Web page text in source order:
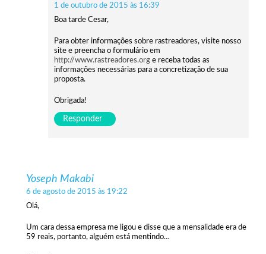
1 de outubro de 2015 às 16:39
Boa tarde Cesar,
Para obter informações sobre rastreadores, visite nosso
site e preencha o formulário em
http://www.rastreadores.org e receba todas as
informações necessárias para a concretização de sua
proposta.
Obrigada!
Responder
Yoseph Makabi
6 de agosto de 2015 às 19:22
Olá,
Um cara dessa empresa me ligou e disse que a mensalidade era de
59 reais, portanto, alguém está mentindo…